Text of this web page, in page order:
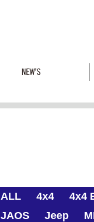
ALL 4x4 4x4
JAOS
Jeep